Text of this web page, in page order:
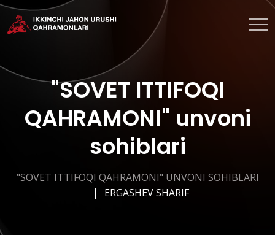
"SOVET ITTIFOQI
QAHRAMONI" unvoni
sohiblari
"SOVET ITTIFOQI QAHRAMONI" UNVONI SOHIBLARI
ERGASHEV SHARIF